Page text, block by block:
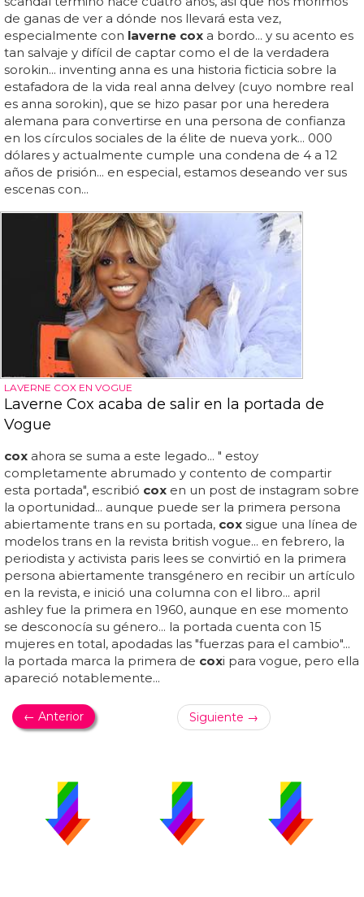
de ganas de ver a dónde nos llevará esta vez,
especialmente con laverne cox a bordo... y su acento es
tan salvaje y difícil de captar como el de la verdadera
sorokin... inventing anna es una historia ficticia sobre la
estafadora de la vida real anna delvey (cuyo nombre real
es anna sorokin), que se hizo pasar por una heredera
alemana para convertirse en una persona de confianza
en los círculos sociales de la élite de nueva york... 000
dólares y actualmente cumple una condena de 4 a 12
años de prisión... en especial, estamos deseando ver sus
escenas con...
LAVERNE COX EN VOGUE
Laverne Cox acaba de salir en la portada de
Vogue
cox ahora se suma a este legado... " estoy
completamente abrumado y contento de compartir
esta portada", escribió cox en un post de instagram sobre
la oportunidad... aunque puede ser la primera persona
abiertamente trans en su portada, cox sigue una línea de
modelos trans en la revista british vogue... en febrero, la
periodista y activista paris lees se convirtió en la primera
persona abiertamente transgénero en recibir un artículo
en la revista, e inició una columna con el libro... april
ashley fue la primera en 1960, aunque en ese momento
se desconocía su género... la portada cuenta con 15
mujeres en total, apodadas las "fuerzas para el cambio"...
la portada marca la primera de coxi para vogue, pero ella
apareció notablemente...
← Anterior Siguiente →